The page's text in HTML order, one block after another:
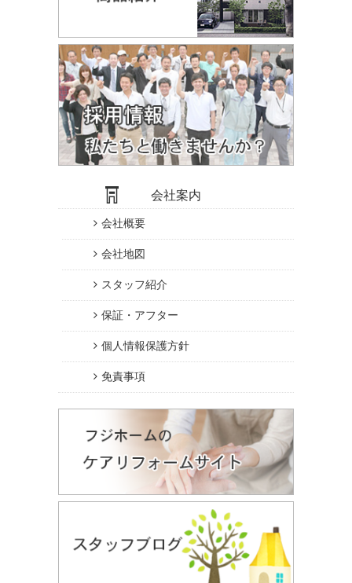
会社案内
会社概要
会社地図
スタッフ紹介
保証・アフター
個人情報保護方針
免責事項